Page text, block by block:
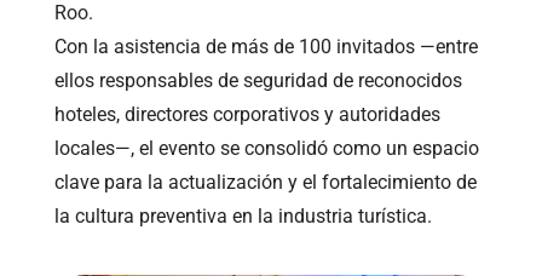
Roo.
Con la asistencia de más de 100 invitados —entre
ellos responsables de seguridad de reconocidos
hoteles, directores corporativos y autoridades
locales—, el evento se consolidó como un espacio
clave para la actualización y el fortalecimiento de
la cultura preventiva en la industria turística.